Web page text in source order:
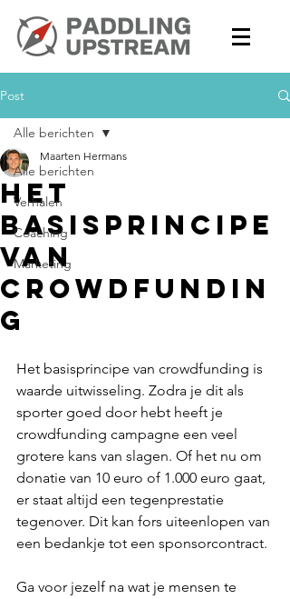
Post
Alle berichten
Verhalen
Coaching
Marketing
Alle berichten
Het
basisprincipe
van
crowdfundin
g
Maarten Hermans
Het basisprincipe van crowdfunding is
waarde uitwisseling. Zodra je dit als
sporter goed door hebt heeft je
crowdfunding campagne een veel
grotere kans van slagen. Of het nu om
donatie van 10 euro of 1.000 euro gaat,
er staat altijd een tegenprestatie
tegenover. Dit kan fors uiteenlopen van
een bedankje tot een sponsorcontract.
Ga voor jezelf na wat je mensen te